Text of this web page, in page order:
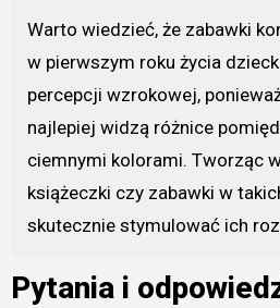
Warto wiedzieć, że zabawki
w pierwszym roku życia
percepcji wzrokowej,
najlepiej widzą różnice
ciemnymi kolorami. Tworząc
książeczki czy zabawki w
skutecznie stymulować ich
Pytania i